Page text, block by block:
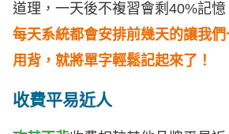
道理，一天後不複習會剩40%記憶
每天系統都會安排前幾天的讓我
用背，就將單字輕鬆記起來了！
收費平易近人